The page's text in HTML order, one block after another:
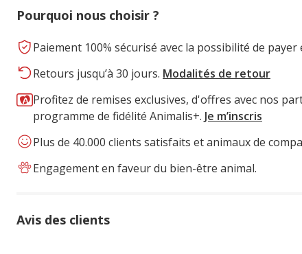
Pourquoi nous choisir ?
Paiement 100% sécurisé avec la possibilité de
Retours jusqu’à 30 jours. Modalités de retour
Profitez de remises exclusives, d'offres avec nos
programme de fidélité Animalis+. Je m’inscris
Plus de 40.000 clients satisfaits et animaux de
Engagement en faveur du bien-être animal.
Avis des clients